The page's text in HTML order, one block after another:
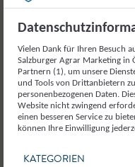
Vielen Dank für Ihren Besuch
Salzburger Agrar Marketing in
Partnern (1), um unsere
und Tools von Drittanbietern
personenbezogenen Daten.
Website nicht zwingend
einen besseren Service zu
können Ihre Einwilligung
KATEGORIEN